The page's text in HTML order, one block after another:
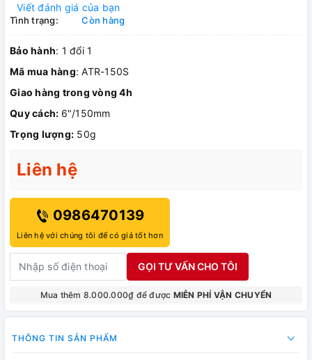
Viết đánh giá của bạn
Tình trạng: Còn hàng
Bảo hành: 1 đổi 1
Mã mua hàng: ATR-150S
Giao hàng trong vòng 4h
Quy cách: 6"/150mm
Trọng lượng: 50g
Liên hệ
0986470139
Liên hệ với chúng tôi để có giá tốt hơn
GỌI TƯ VẤN CHO TÔI
Mua thêm 8.000.000₫ để được MIỄN PHÍ VẬN CHUYỂN
THÔNG TIN SẢN PHẨM